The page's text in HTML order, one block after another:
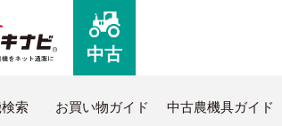
中古
索 お買い物ガイド 中古農機具ガイド